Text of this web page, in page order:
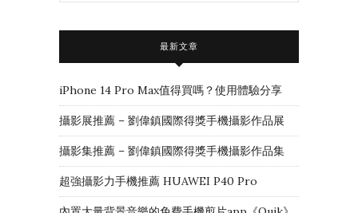
最新文章
iPhone 14 Pro Max值得買嗎？使用體驗分享
攝影展推薦 – 劉偉鎮國際得獎手機攝影作品展
攝影集推薦 – 劉偉鎮國際得獎手機攝影作品集
超強攝影力手機推薦 HUAWEI P40 Pro